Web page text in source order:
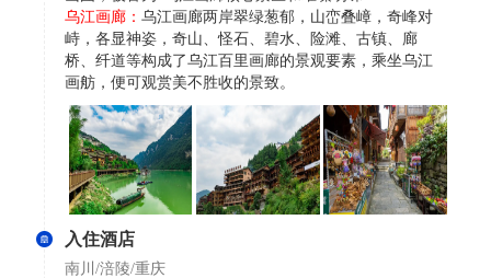
乌江画廊： 乌江画廊两岸翠绿葱郁，山峦叠嶂，奇峰对
峙，各显神姿，奇山、怪石、碧水、险滩、古镇、廊
桥、纤道等构成了乌江百里画廊的景观要素，乘坐乌江
画舫，便可观赏美不胜收的景致。
入住酒店
南川/涪陵/重庆